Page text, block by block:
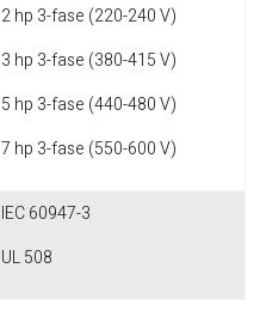
2 hp 3-fase (220-240 V)
3 hp 3-fase (380-415 V)
5 hp 3-fase (440-480 V)
7 hp 3-fase (550-600 V)
IEC 60947-3
UL 508